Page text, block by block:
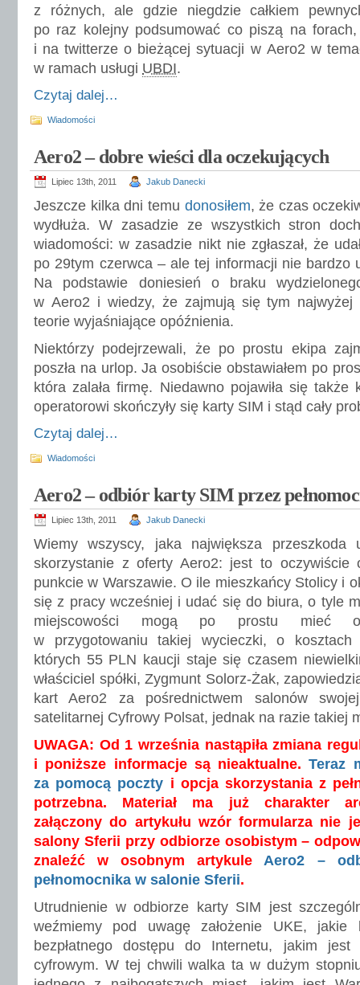
z różnych, ale gdzie niegdzie całkiem
po raz kolejny podsumować co piszą na
i na twitterze o bieżącej sytuacji w Aero2 w
w ramach usługi UBDI.
Czytaj dalej…
Wiadomości
Aero2 – dobre wieści dla oczekujących
Lipiec 13th, 2011 Jakub Danecki
Jeszcze kilka dni temu donosiłem, że czas
wydłuża. W zasadzie ze wszystkich stron
wiadomości: w zasadzie nikt nie zgłaszał, że
po 29tym czerwca – ale tej informacji nie bardzo
Na podstawie doniesień o braku
w Aero2 i wiedzy, że zajmują się tym najwyżej
teorie wyjaśniające opóźnienia.
Niektórzy podejrzewali, że po prostu ekipa
poszła na urlop. Ja osobiście obstawiałem po
która zalała firmę. Niedawno pojawiła się
operatorowi skończyły się karty SIM i stąd cały
Czytaj dalej…
Wiadomości
Aero2 – odbiór karty SIM przez
Lipiec 13th, 2011 Jakub Danecki
Wiemy wszyscy, jaka największa przeszkoda
skorzystanie z oferty Aero2: jest to oczywiście
punkcie w Warszawie. O ile mieszkańcy Stolicy i
się z pracy wcześniej i udać się do biura, o tyle
miejscowości mogą po prostu mieć
w przygotowaniu takiej wycieczki, o kosztach
których 55 PLN kaucji staje się czasem
właściciel spółki, Zygmunt Solorz-Żak,
kart Aero2 za pośrednictwem salonów
satelitarnej Cyfrowy Polsat, jednak na razie takiej
UWAGA: Od 1 września nastąpiła zmiana
i poniższe informacje są nieaktualne.Teraz
za pomocą poczty i opcja skorzystania z
potrzebna. Materiał ma już charakter
załączony do artykułu wzór formularza nie
salony Sferii przy odbiorze osobistym –
znaleźć w osobnym artykuleAero2 –
pełnomocnika w salonie Sferii.
Utrudnienie w odbiorze karty SIM jest
weźmiemy pod uwagę założenie UKE, jakie
bezpłatnego dostępu do Internetu, jakim
cyfrowym. W tej chwili walka ta w dużym